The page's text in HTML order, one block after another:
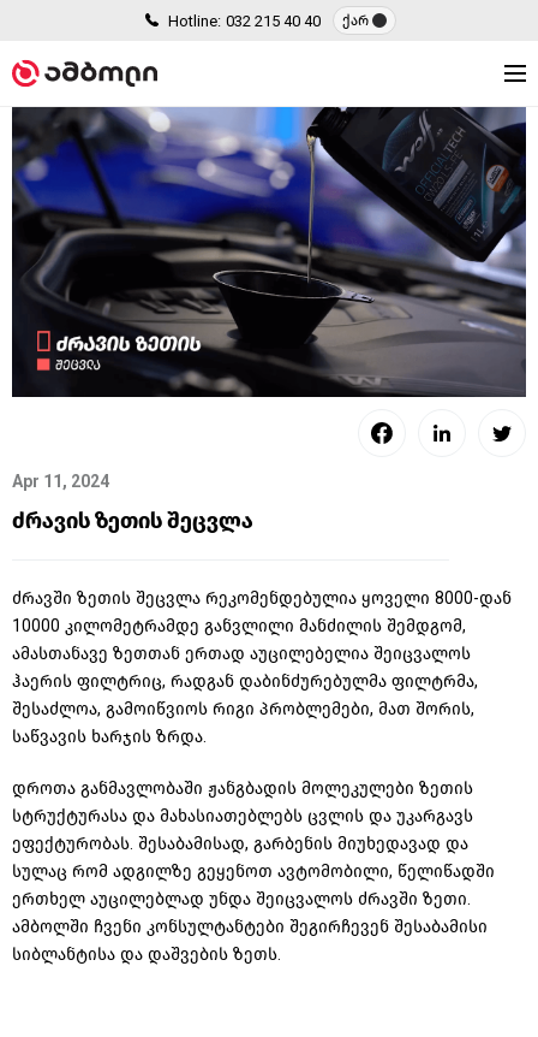
Hotline: 032 215 40 40 ქარ
Apr 11, 2024
ძრავის ზეთის შეცვლა
ძრავში ზეთის შეცვლა რეკომენდებულია ყოველი 8000-დან
10000 კილომეტრამდე განვლილი მანძილის შემდგომ,
ამასთანავე ზეთთან ერთად აუცილებელია შეიცვალოს
ჰაერის ფილტრიც, რადგან დაბინძურებულმა ფილტრმა,
შესაძლოა, გამოიწვიოს რიგი პრობლემები, მათ შორის,
საწვავის ხარჯის ზრდა.
დროთა განმავლობაში ჟანგბადის მოლეკულები ზეთის
სტრუქტურასა და მახასიათებლებს ცვლის და უკარგავს
ეფექტურობას. შესაბამისად, გარბენის მიუხედავად და
სულაც რომ ადგილზე გეყენოთ ავტომობილი, წელიწადში
ერთხელ აუცილებლად უნდა შეიცვალოს ძრავში ზეთი.
ამბოლში ჩვენი კონსულტანტები შეგირჩევენ შესაბამისი
სიბლანტისა და დაშვების ზეთს.